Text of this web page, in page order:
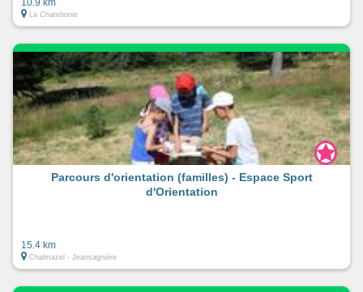
La Chambonie
Parcours d'orientation (familles) - Espace Sport
d'Orientation
15.4 km
Chalmazel - Jeansagnière